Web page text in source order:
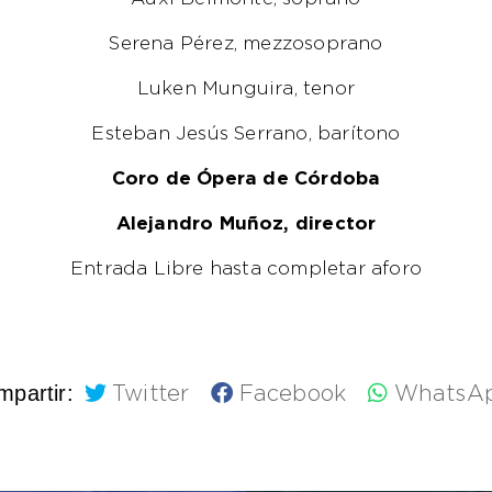
Serena Pérez, mezzosoprano
Luken Munguira, tenor
Esteban Jesús Serrano, barítono
Coro de Ópera de Córdoba
Alejandro Muñoz, director
Entrada Libre hasta completar aforo
Twitter Facebook